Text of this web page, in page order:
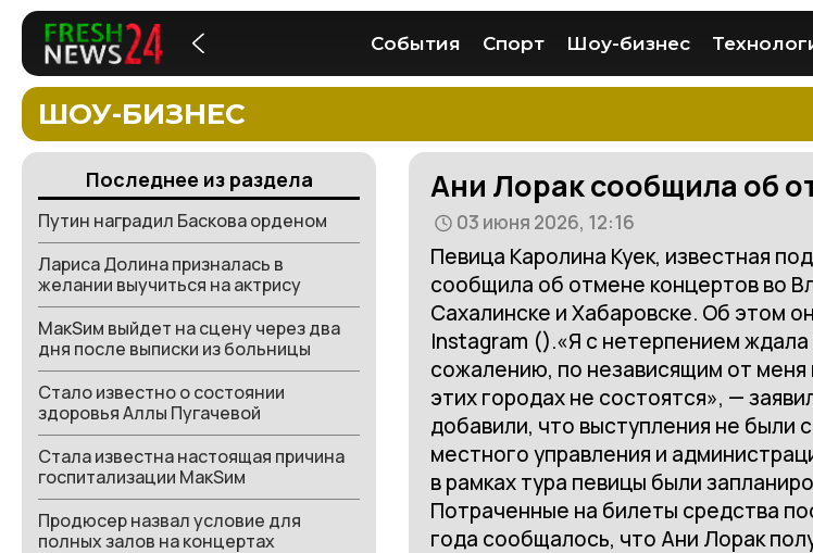
События Спорт Шоу-бизнес
ШОУ-БИЗНЕС
Последнее из раздела
Путин наградил Баскова орденом
Лариса Долина призналась в
желании выучиться на актрису
МакSим выйдет на сцену через два
дня после выписки из больницы
Стало известно о состоянии
здоровья Аллы Пугачевой
Стала известна настоящая причина
госпитализации МакSим
Продюсер назвал условие для
полных залов на концертах
Ани Лорак сообщила об
03 июня 2026, 12:16
Певица Каролина Куек, известная
сообщила об отмене концертов во
Сахалинске и Хабаровске. Об этом
Instagram ().«Я с нетерпением ждала
сожалению, по независящим от меня
этих городах не состоятся», —
добавили, что выступления не были
местного управления и
в рамках тура певицы были
Потраченные на билеты средства
года сообщалось, что Ани Лорак